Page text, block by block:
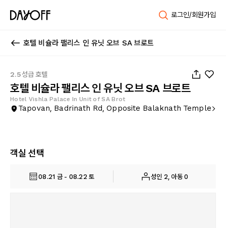
로그인/회원가입
호텔 비슐라 팰리스 인 유닛 오브 SA 브로트
2.5성급 호텔
호텔 비슐라 팰리스 인 유닛 오브 SA 브로트
Hotel Vishla Palace In Unit of SA Brot
Tapovan, Badrinath Rd, Opposite Balaknath Temple
객실 선택
08.21 금 - 08.22 토 성인 2, 아동 0